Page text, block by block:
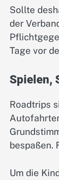
Sollte
der
Tage vor
Spielen,
Roadtrips
bespaßen.
Um die